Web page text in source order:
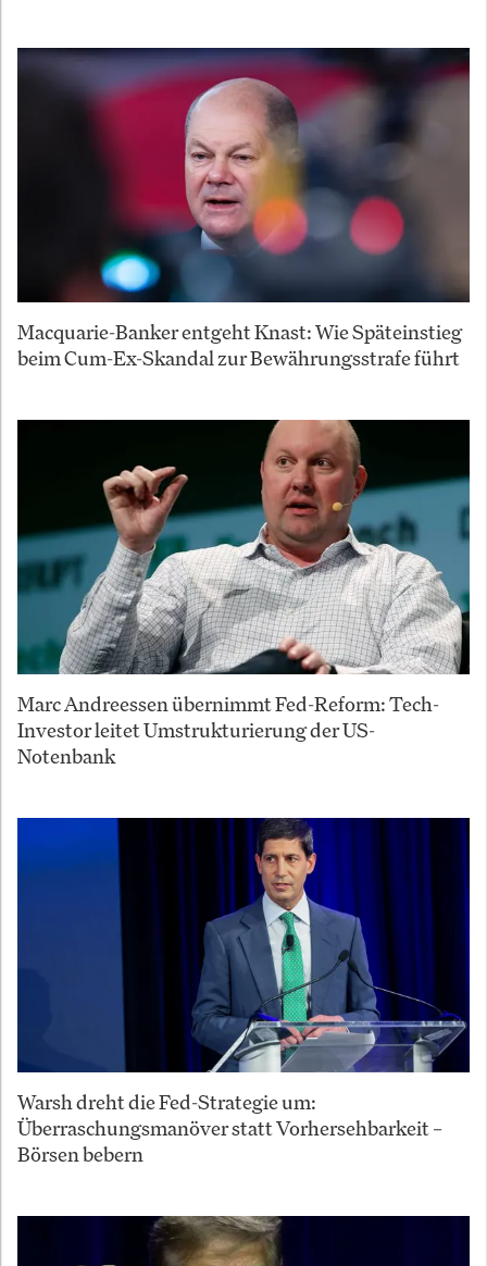
Macquarie-Banker entgeht Knast: Wie Späteinstieg
beim Cum-Ex-Skandal zur Bewährungsstrafe führt
Marc Andreessen übernimmt Fed-Reform: Tech-
Investor leitet Umstrukturierung der US-
Notenbank
Warsh dreht die Fed-Strategie um:
Überraschungsmanöver statt Vorhersehbarkeit –
Börsen bebern